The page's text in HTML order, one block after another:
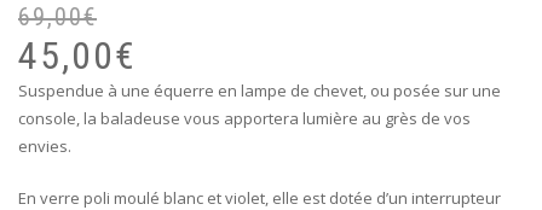
69,00€
45,00€
Suspendue à une équerre en lampe de chevet, ou posée sur une
console, la baladeuse vous apportera lumière au grès de vos
envies.
En verre poli moulé blanc et violet, elle est dotée d’un interrupteur